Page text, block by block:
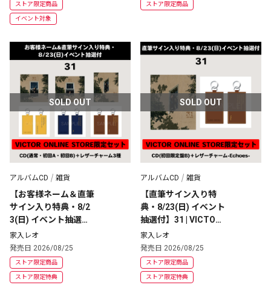
ストア限定商品
イベント対象
ストア限定商品
SOLD OUT
アルバムCD 雑貨
【お客様ネーム＆直筆
サイン入り特典・8/2
3(日) イベント抽選
付】31 | VICTOR ONLI
NE STORE限定セット
| レザーチャーム3種 +
CD [通常・初回A・初
家入レオ
発売日 2026/08/25
ストア限定商品
ストア限定特典
SOLD OUT
アルバムCD 雑貨
【直筆サイン入り特
典・8/23(日) イベント
抽選付】31 | VICTOR
ONLINE STORE限定
盤 | レザーチャーム +
家入レオ
発売日 2026/08/25
ストア限定商品
ストア限定特典